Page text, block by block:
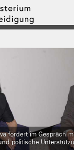
fordert im Gespräch
politische